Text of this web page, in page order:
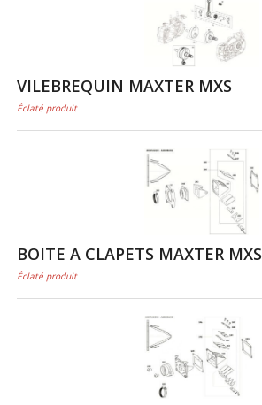
VILEBREQUIN MAXTER MXS
Éclaté produit
BOITE A CLAPETS MAXTER MXS
Éclaté produit